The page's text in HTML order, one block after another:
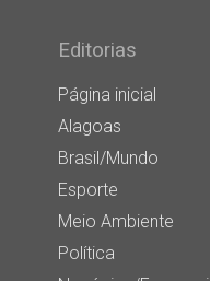
Editorias
Página inicial
Alagoas
Brasil/Mundo
Esporte
Meio Ambiente
Política